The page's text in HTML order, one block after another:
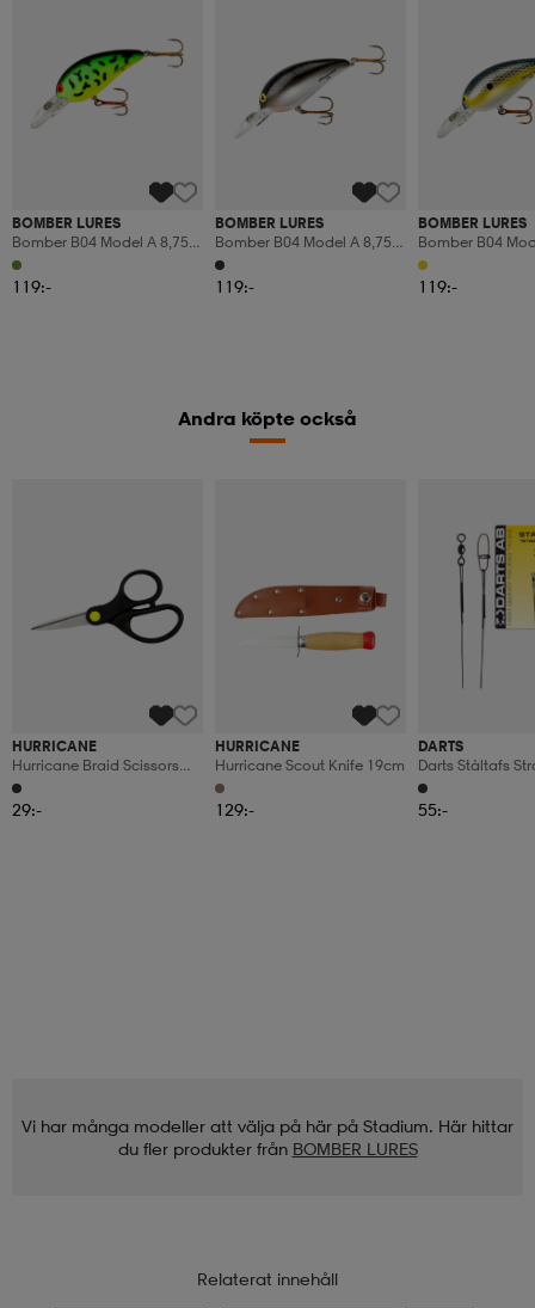
BOMBER LURES
Bomber B04 Model A 8,75g
5,4cm - Ft
119:-
BOMBER LURES
Bomber B04 Model A 8,75g
5,4cm - Bkp
119:-
BOMBER LURES
Bomber B04
5,4cm - Fs
119:-
Andra köpte också
HURRICANE
Hurricane Braid Scissors
13cm
29:-
HURRICANE
Hurricane Scout Knife 19cm
129:-
DARTS
Darts Ståltafs
15cm
55:-
Vi har många modeller att välja på här på Stadium. Här hittar
du fler produkter från BOMBER LURES
Relaterat innehåll